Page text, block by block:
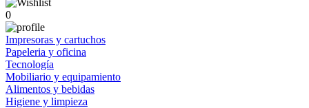
0
Impresoras y cartuchos
Papeleria y oficina
Tecnología
Mobiliario y equipamiento
Alimentos y bebidas
Higiene y limpieza